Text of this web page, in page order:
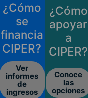
¿Cómo
se
financia
CIPER?
Ver
informes
de
ingresos
¿Cómo
apoyar
a
CIPER?
Conoce
las
opciones